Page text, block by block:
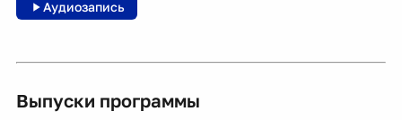
Аудиозапись
Выпуски программы